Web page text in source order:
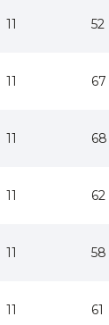
11 52
11 67
11 68
11 62
11 58
11 61